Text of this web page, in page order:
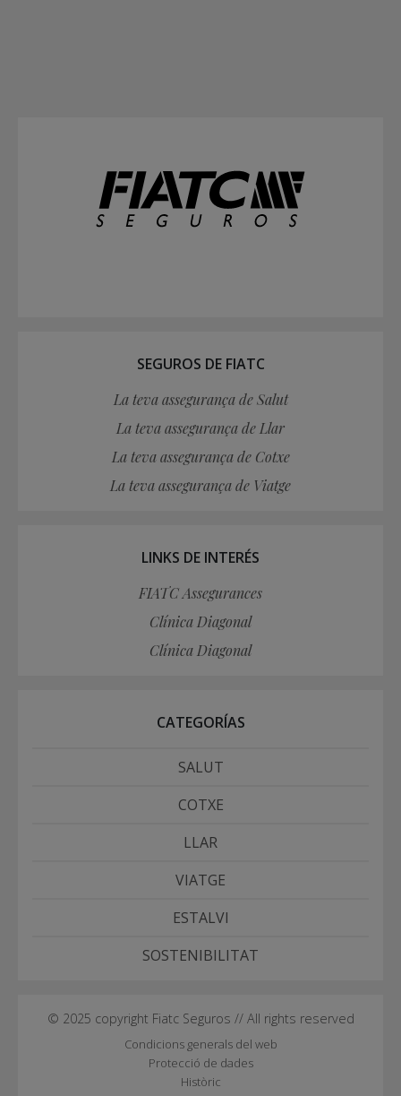
SEGUROS DE FIATC
La teva assegurança de Salut
La teva assegurança de Llar
La teva assegurança de Cotxe
La teva assegurança de Viatge
LINKS DE INTERÉS
FIATC Assegurances
Clínica Diagonal
Clínica Diagonal
CATEGORÍAS
SALUT
COTXE
LLAR
VIATGE
ESTALVI
SOSTENIBILITAT
© 2025 copyright Fiatc Seguros // All rights reserved
Condicions generals del web
Protecció de dades
Històric